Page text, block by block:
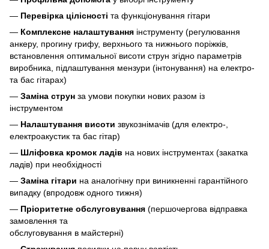
— Перевірка цілісності та функціонування гітари
— Комплексне налаштування інструменту (регулювання
анкеру, прогину грифу, верхнього та нижнього поріжків,
встановлення оптимальної висоти струн згідно параметрів
виробника, підлаштування мензури (інтонування) на електро-
та бас гітарах)
— Заміна струн за умови покупки нових разом із
інструментом
— Налаштування висоти звукознімачів (для електро-,
електроакустик та бас гітар)
— Шліфовка кромок ладів на нових інструментах (закатка
ладів) при необхідності
— Заміна гітари на аналогічну при виникненні гарантійного
випадку (впродовж одного тижня)
— Пріоритетне обслуговування (першочергова відправка
замовлення та
обслуговування в майстерні)